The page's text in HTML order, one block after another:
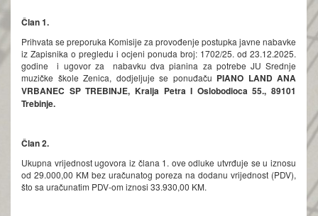
Član 1.
Prihvata se preporuka Komisije za provođenje postupka javne nabavke
iz Zapisnika o pregledu i ocjeni ponuda broj: 1702/25. od 23.12.2025.
godine i ugovor za nabavku dva pianina za potrebe JU Srednje
muzičke škole Zenica, dodjeljuje se ponuđaču PIANO LAND ANA
VRBANEC SP TREBINJE, Kralja Petra I Oslobodioca 55., 89101
Trebinje.
Član 2.
Ukupna vrijednost ugovora iz člana 1. ove odluke utvrđuje se u iznosu
od 29.000,00 KM bez uračunatog poreza na dodanu vrijednost (PDV),
što sa uračunatim PDV-om iznosi 33.930,00 KM.